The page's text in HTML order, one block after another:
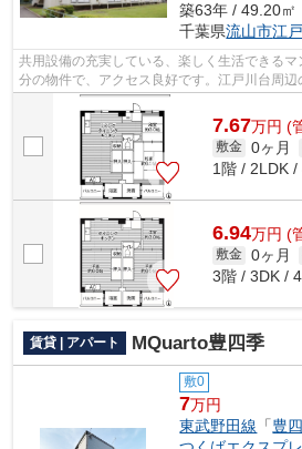
築63年 / 49.20㎡
千葉県流山市江
共用設備の充実している、楽しく生活できる
分の物件で、アクセス良好です。江戸川台周
様のお望みの物件をご提供いたします。...
7.67万円 (
敷金 0ヶ月
1階 / 2LDK /
6.94万円 (
敷金 0ヶ月
3階 / 3DK /
賃貸 | アパート MQuarto豊四季
敷0
7万円
東武野田線 「豊